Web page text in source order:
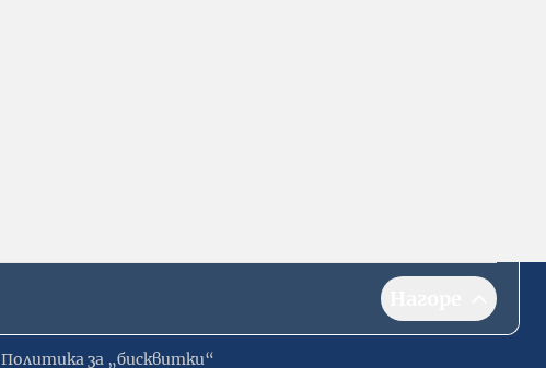
Политика за „бисквитки“